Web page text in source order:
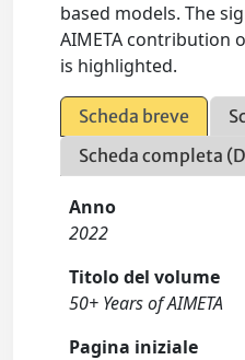
based models. The
AIMETA contribution
is highlighted.
Scheda breve
Scheda completa
Anno
2022
Titolo del volume
50+ Years of AIMETA
Pagina iniziale